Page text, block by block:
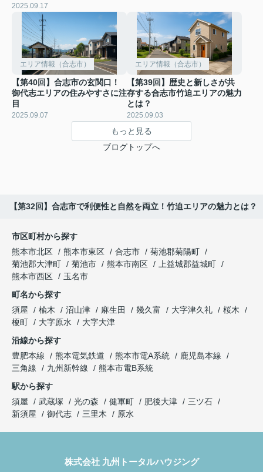
2025.09.17
エリア情報（合志市）
【第40回】合志市の玄関口！
御代志エリアの住みやすさに注
目
2025.09.07
エリア情報（合志市）
【第39回】歴史と新しさが共
存する合志市竹迫エリアの魅力
とは？
2025.09.03
もっと見る
ブログトップへ
【第32回】合志市で利便性と自然を両立！竹迫エリアの魅力とは？
市区町村から探す
熊本市北区
熊本市東区 合志市
菊池郡菊陽町
菊池郡大津町
菊池市 熊本市南区
上益城郡益城町
熊本市西区
玉名市
町名から探す
須屋
楡木 沼山津 麻生田 幾久富 大字津久礼
桜木
榎町
大字原水
大字大津
沿線から探す
豊肥本線
熊本電気鉄道 熊本市電A系統
鹿児島本線
三角線
九州新幹線
熊本市電B系統
駅から探す
須屋
武蔵塚 光の森 健軍町 肥後大津
三ツ石
新須屋
御代志 三里木 原水
株式会社 九州トータルハウジング